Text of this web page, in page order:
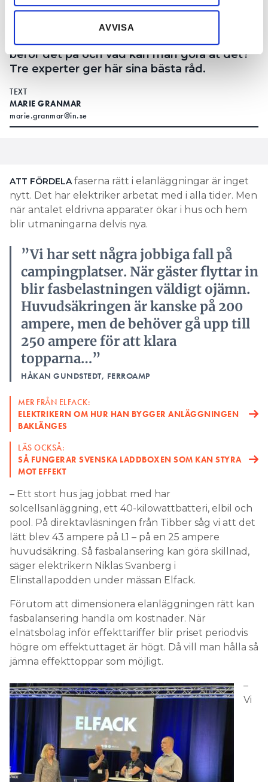
samlat in när du har använt deras tjänster.
AVVISA
lampor, induktionshällar och
luftvärmepumpar – kan det orsaka
balansproblem i en fastighets elsystem. Vad
beror det på och vad kan man göra åt det?
Tre experter ger här sina bästa råd.
TEXT
MARIE GRANMAR
marie.granmar@in.se
ATT FÖRDELAfaserna rätt i elanläggningar är inget
nytt. Det har elektriker arbetat med i alla tider. Men
när antalet eldrivna apparater ökar i hus och hem
blir utmaningarna delvis nya.
”Vi har sett några jobbiga fall på
campingplatser. När gäster flyttar in
blir fasbelastningen väldigt ojämn.
Huvudsäkringen är kanske på 200
ampere, men de behöver gå upp till
250 ampere för att klara
topparna…”
HÅKAN GUNDSTEDT, FERROAMP
MER FRÅN ELFACK:
ELEKTRIKERN OM HUR HAN BYGGER ANLÄGGNINGEN
BAKLÄNGES
LÄS OCKSÅ:
SÅ FUNGERAR SVENSKA LADDBOXEN SOM KAN STYRA
MOT EFFEKT
– Ett stort hus jag jobbat med har
solcellsanläggning, ett 40-kilowattbatteri, elbil och
pool. På direktavläsningen från Tibber såg vi att det
lätt blev 43 ampere på L1 – på en 25 ampere
huvudsäkring. Så fasbalansering kan göra skillnad,
säger elektrikern Niklas Svanberg i
Elinstallapodden under mässan Elfack.
Förutom att dimensionera elanläggningen rätt kan
fasbalansering handla om kostnader. När
elnätsbolag inför effekttariffer blir priset periodvis
högre om effektuttaget är högt. Då vill man hålla så
jämna effekttoppar som möjligt.
–
Vi